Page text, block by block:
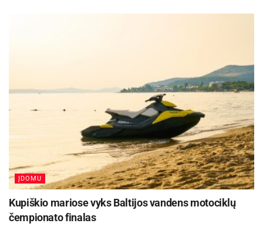
panevėžiečiai pataisė niūrią statistiką – pasiekti
Paskutinis sezono mačas tarp „Panevėžio“ bei
„Žalgirio“ įvyks lapkričio 8 dieną, šeštadienį.
Dvikovos pradžia „Aukštaitijos“ stadione – 15
Šaltinis: FK „Panevėžys“
Žymos: FK „Panevėžys“
ĮDOMU
Kupiškio mariose vyks Baltijos vandens motociklų
čempionato finalas